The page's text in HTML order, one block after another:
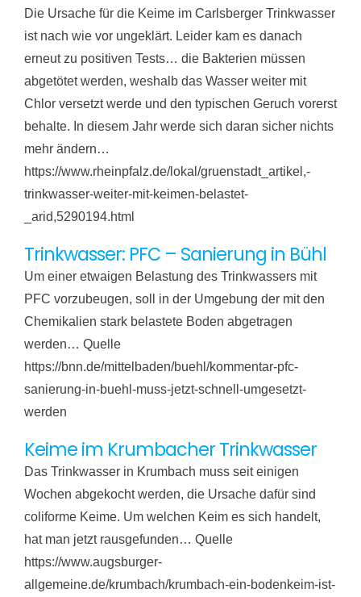
Die Ursache für die Keime im Carlsberger Trinkwasser
ist nach wie vor ungeklärt. Leider kam es danach
erneut zu positiven Tests… die Bakterien müssen
abgetötet werden, weshalb das Wasser weiter mit
Chlor versetzt werde und den typischen Geruch vorerst
behalte. In diesem Jahr werde sich daran sicher nichts
mehr ändern…
https://www.rheinpfalz.de/lokal/gruenstadt_artikel,-
trinkwasser-weiter-mit-keimen-belastet-
_arid,5290194.html
Trinkwasser: PFC – Sanierung in Bühl
Um einer etwaigen Belastung des Trinkwassers mit
PFC vorzubeugen, soll in der Umgebung der mit den
Chemikalien stark belastete Boden abgetragen
werden… Quelle
https://bnn.de/mittelbaden/buehl/kommentar-pfc-
sanierung-in-buehl-muss-jetzt-schnell-umgesetzt-
werden
Keime im Krumbacher Trinkwasser
Das Trinkwasser in Krumbach muss seit einigen
Wochen abgekocht werden, die Ursache dafür sind
coliforme Keime. Um welchen Keim es sich handelt,
hat man jetzt rausgefunden… Quelle
https://www.augsburger-
allgemeine.de/krumbach/krumbach-ein-bodenkeim-ist-